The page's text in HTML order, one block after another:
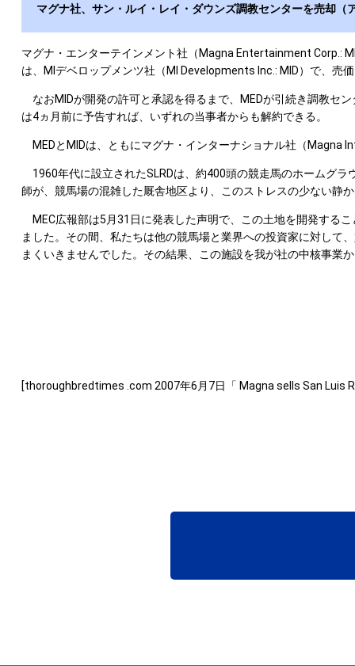
マグナ社、サン・ルイ・レイ・ダウンズ調教センターを売却（
マグナ・エンターテインメント社（Magna Entertainment Corp.:
は、MIデベロップメンツ社（MI Developments Inc.: MID）で、売
なおMIDが開発の許可と承認を得るまで、MEDが引続き調教セ
は4ヵ月前に予告すれば、いずれの当事者からも解約できる。
MEDとMIDは、ともにマグナ・インターナショナル社（Magna
1960年代に設立されたSLRDは、約400頭の競走馬のホームグ
師が、競馬場の混雑した厩舎地区より、このストレスの少ない静か
MEC広報部は5月31日に発表した声明で、この土地を開発する
ました。その間、私たちは他の競馬場と業界への投資家に対して
まくいきませんでした。その結果、この施設を我が社の中核事業
[thoroughbredtimes .com 2007年6月7日「 Magna sells San Luis